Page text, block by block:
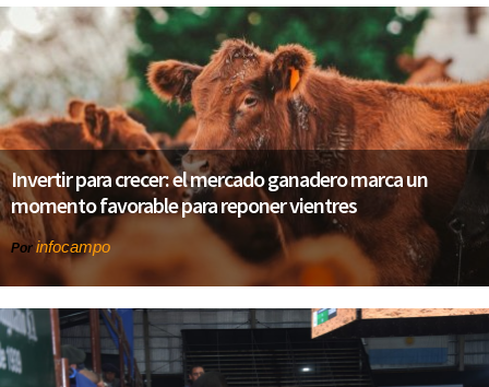
Invertir para crecer: el mercado ganadero marca un
momento favorable para reponer vientres
Por infocampo